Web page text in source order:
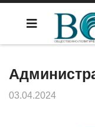
03.04.2024